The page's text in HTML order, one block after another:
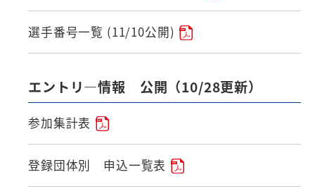
選手番号一覧 (11/10公開)
エントリ―情報 公開（10/28更新）
参加集計表
登録団体別 申込一覧表